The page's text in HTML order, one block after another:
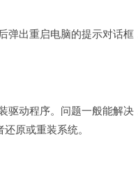
弹出重启电脑的提示对话框
驱动程序。问题一般能解决
原或重装系统。